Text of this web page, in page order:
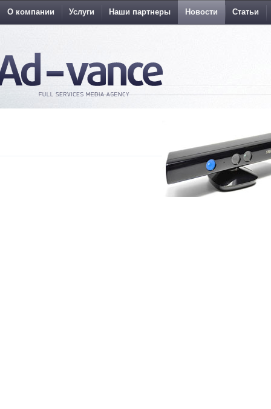
О компании Услуги Наши партнеры Новости Статьи